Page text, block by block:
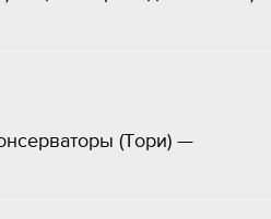
(Тори) —